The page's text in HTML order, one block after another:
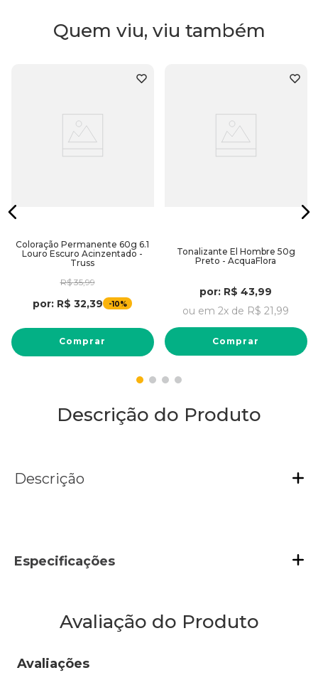
Quem viu, viu também
Coloração Permanente 60g 6.1
Louro Escuro Acinzentado -
Truss
R$ 35,99
por: R$ 32,39 -10%
Comprar
Tonalizante El Hombre 50g
Preto - AcquaFlora
por: R$ 43,99
ou em 2x de R$ 21 ,99
Comprar
Descrição do Produto
Descrição
Especificações
Avaliação do Produto
Avaliações